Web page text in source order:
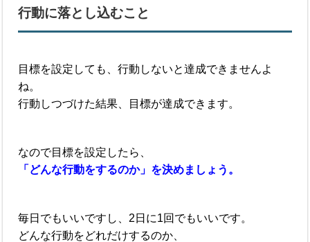
行動に落とし込むこと
目標を設定しても、行動しないと達成できませんよ
ね。
行動しつづけた結果、目標が達成できます。
なので目標を設定したら、
「どんな行動をするのか」を決めましょう。
毎日でもいいですし、2日に1回でもいいです。
どんな行動をどれだけするのか、